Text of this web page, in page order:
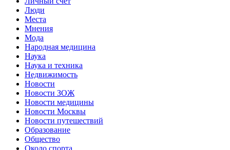
Люди
Места
Мнения
Мода
Народная медицина
Наука
Наука и техника
Недвижимость
Новости
Новости ЗОЖ
Новости медицины
Новости Москвы
Новости путешествий
Образование
Общество
Около спорта